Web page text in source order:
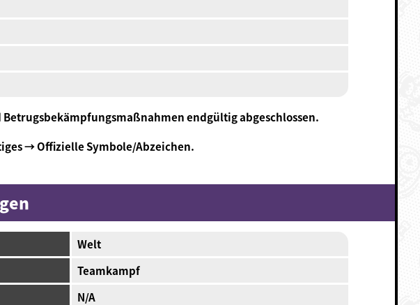
endgültig abgeschlossen.
→ Offizielle Symbole/Abzeichen.
Welt
Teamkampf
N/A